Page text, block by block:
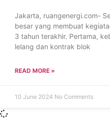
Jakarta, ruangenergi.com-
besar yang membuat
3 tahun terakhir. Pertama,
lelang dan kontrak blok
READ MORE »
10 June 2024 No Comments